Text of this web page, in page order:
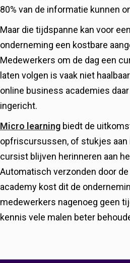
80% van de informatie kunnen
Maar die tijdspanne kan voor
onderneming een kostbare
Medewerkers om de dag een
laten volgen is vaak niet
online business academies
ingericht.
Micro learning biedt de
opfriscursussen, of stukjes aan
cursist blijven herinneren aan
Automatisch verzonden door
academy kost dit de
medewerkers nagenoeg geen
kennis vele malen beter